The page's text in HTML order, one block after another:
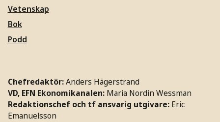
Vetenskap
Bok
Podd
Chefredaktör:Anders Hägerstrand
VD, EFN Ekonomikanalen: Maria Nordin Wessman
Redaktionschef och tf ansvarig utgivare: Eric
Emanuelsson